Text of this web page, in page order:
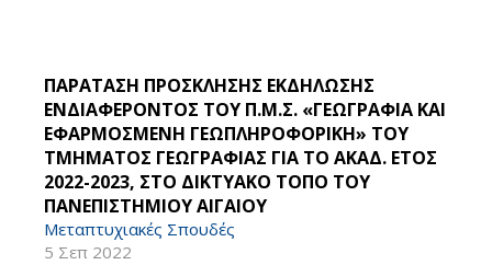
ΠΑΡΑΤΑΣΗ ΠΡΟΣΚΛΗΣΗΣ ΕΚΔΗΛΩΣΗΣ
ΕΝΔΙΑΦΕΡΟΝΤΟΣ ΤΟΥ Π.Μ.Σ. «ΓΕΩΓΡΑΦΙΑ ΚΑΙ
ΕΦΑΡΜΟΣΜΕΝΗ ΓΕΩΠΛΗΡΟΦΟΡΙΚΗ» ΤΟΥ
ΤΜΗΜΑΤΟΣ ΓΕΩΓΡΑΦΙΑΣ ΓΙΑ ΤΟ ΑΚΑΔ. ΕΤΟΣ
2022-2023, ΣΤΟ ΔΙΚΤΥΑΚΟ ΤΟΠΟ ΤΟΥ
ΠΑΝΕΠΙΣΤΗΜΙΟΥ ΑΙΓΑΙΟΥ
Μεταπτυχιακές Σπουδές
5 Σεπ 2022